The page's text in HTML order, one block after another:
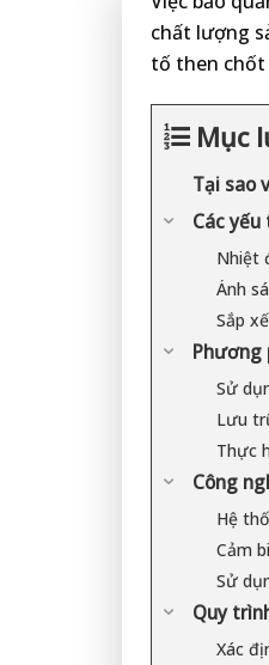
chất lượng
tố then chốt
Mục
Tại sao
Các
Nhiệt
Ánh
Sắp
Phương
Sử
Lưu
Thực
Công
Hệ
Cảm
Sử
Quy
Xác